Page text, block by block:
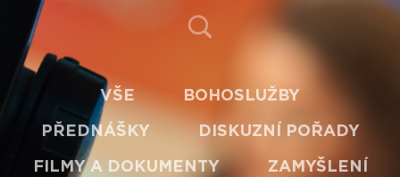
VŠE BOHOSLUŽBY
PŘEDNÁŠKY DISKUZNÍ POŘADY
FILMY A DOKUMENTY ZAMYŠLENÍ